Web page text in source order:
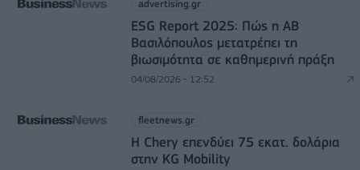
advertising.gr
ESG Report 2025: Πώς η ΑΒ
Βασιλόπουλος μετατρέπει τη
βιωσιμότητα σε καθημερινή πράξη
04/08/2026 - 12:52
fleetnews.gr
Η Chery επενδύει 75 εκατ. δολάρια
στην KG Mobility